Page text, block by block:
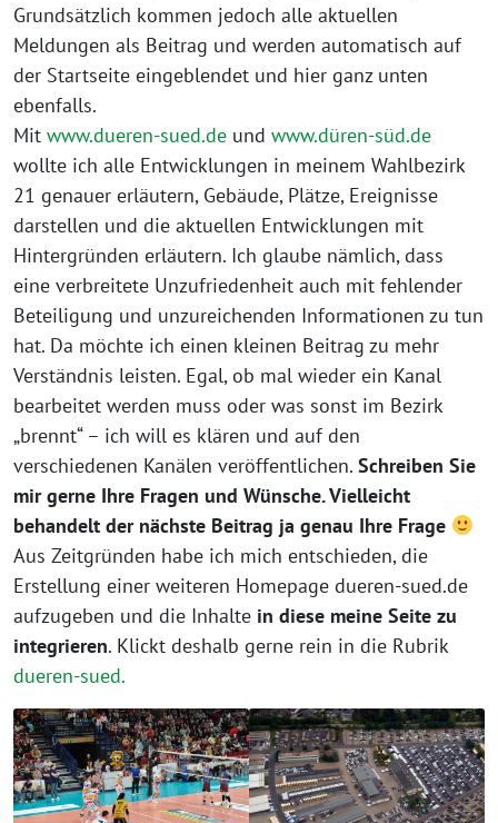
Grundsätzlich kommen jedoch alle aktuellen
Meldungen als Beitrag und werden automatisch auf
der Startseite eingeblendet und hier ganz unten
ebenfalls.
Mit www.dueren-sued.de und www.düren-süd.de
wollte ich alle Entwicklungen in meinem Wahlbezirk
21 genauer erläutern, Gebäude, Plätze, Ereignisse
darstellen und die aktuellen Entwicklungen mit
Hintergründen erläutern. Ich glaube nämlich, dass
eine verbreitete Unzufriedenheit auch mit fehlender
Beteiligung und unzureichenden Informationen zu tun
hat. Da möchte ich einen kleinen Beitrag zu mehr
Verständnis leisten. Egal, ob mal wieder ein Kanal
bearbeitet werden muss oder was sonst im Bezirk
„brennt“ – ich will es klären und auf den
verschiedenen Kanälen veröffentlichen. Schreiben Sie
mir gerne Ihre Fragen und Wünsche. Vielleicht
behandelt der nächste Beitrag ja genau Ihre Frage
Aus Zeitgründen habe ich mich entschieden, die
Erstellung einer weiteren Homepage dueren-sued.de
aufzugeben und die Inhalte in diese meine Seite zu
integrieren. Klickt deshalb gerne rein in die Rubrik
dueren-sued.